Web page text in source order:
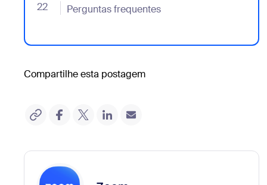
22 Perguntas frequentes
- Jumplink to Perguntas frequentes
Compartilhe esta postagem